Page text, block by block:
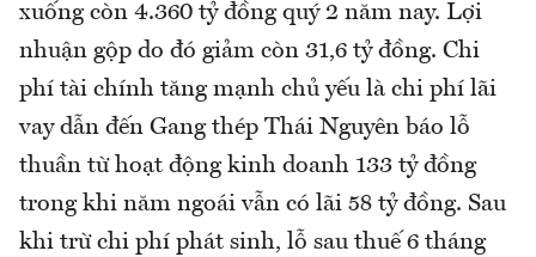
xuống còn 4.360 tỷ đồng quý 2 năm nay. Lợi
nhuận gộp do đó giảm còn 31,6 tỷ đồng. Chi
phí tài chính tăng mạnh chủ yếu là chi phí lãi
vay dẫn đến Gang thép Thái Nguyên báo lỗ
thuần từ hoạt động kinh doanh 133 tỷ đồng
trong khi năm ngoái vẫn có lãi 58 tỷ đồng. Sau
khi trừ chi phí phát sinh, lỗ sau thuế 6 tháng